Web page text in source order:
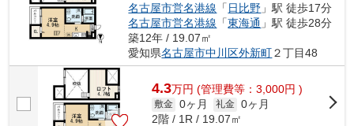
名古屋市営名港線 「 日比野 」駅 徒歩17分
名古屋市営名港線 「東海通 」駅 徒歩28分
築12年 / 19.07㎡
愛知県名古屋市中川区外新町２丁目48
4.3万円 (管理費等：3,000円 )
敷金 0ヶ月 礼金 0ヶ月
2階 / 1R / 19.07㎡